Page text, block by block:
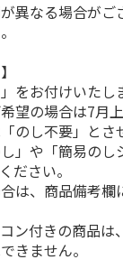
北海道産ソフトほた
1,000円
(送料別・税込)
異なる場合がご
お付けいたし
望の場合は7月
のし不要」とさ
」や「簡易のし
ださい。
は、商品備考欄
ン付きの商品は
きません。